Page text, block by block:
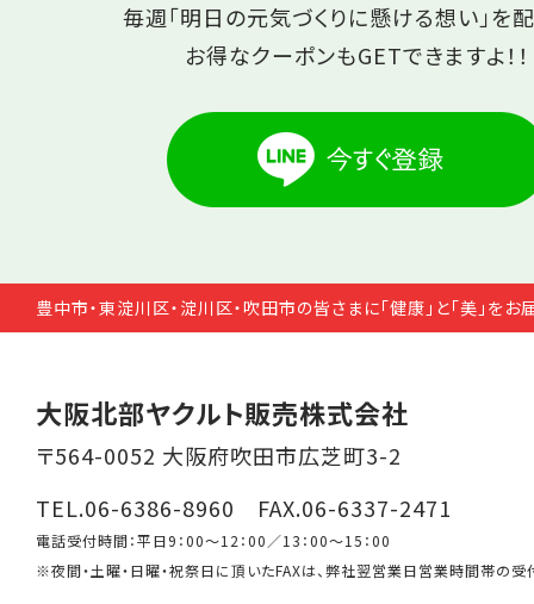
毎週「明日の元気づくりに懸ける想い」を
お得なクーポンもGETできますよ！！
豊中市・東淀川区・淀川区・吹田市の皆さまに「健康」と「美」をお
大阪北部ヤクルト販売株式会社
〒564-0052 大阪府吹田市広芝町3-2
TEL.06-6386-8960 FAX.06-6337-2471
電話受付時間：平日9：00～12：00／13：00～15：00
※夜間・土曜・日曜・祝祭日に頂いたFAXは、弊社翌営業日営業時間帯の受